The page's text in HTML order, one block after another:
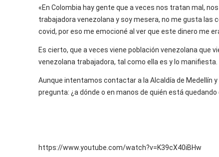
«En Colombia hay gente que a veces nos tratan mal,
trabajadora venezolana y soy mesera, no me gusta las
covid, por eso me emocioné al ver que este dinero me
Es cierto, que a veces viene población venezolana que
venezolana trabajadora, tal como ella es y lo manifiesta.
Aunque intentamos contactar a la Alcaldía de Medellín
pregunta: ¿a dónde o en manos de quién está
https://www.youtube.com/watch?v=K39cX40iBHw